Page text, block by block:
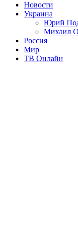
Новости
Украина
Юрий
Михаил
Россия
Мир
ТВ Онлайн